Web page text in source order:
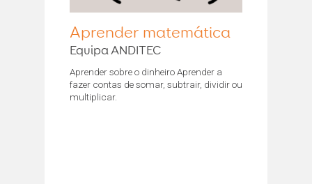
Aprender matemática
Equipa ANDITEC
Aprender sobre o dinheiro Aprender a
fazer contas de somar, subtrair, dividir ou
multiplicar.